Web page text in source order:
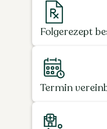
Folgerezept
Termin